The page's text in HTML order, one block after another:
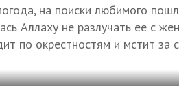
на поиски любимого
Аллаху не разлучать ее с
по окрестностям и мстит за